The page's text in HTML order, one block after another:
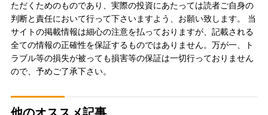
ただくためのものであり、実際の投資にあたっては読者ご自身の
判断と責任において行って下さいますよう、お願い致します。 当
サイトの掲載情報は細心の注意を払っておりますが、記載される
全ての情報の正確性を保証するものではありません。万が一、ト
ラブル等の損失が被っても損害等の保証は一切行っておりません
ので、予めご了承下さい。